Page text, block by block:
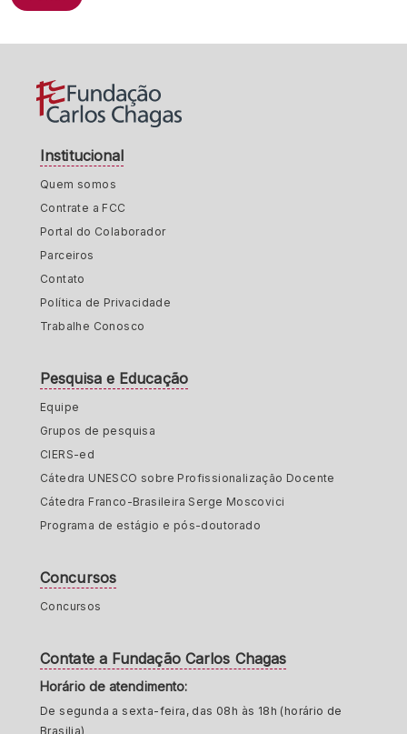
Institucional
Quem somos
Contrate a FCC
Portal do Colaborador
Parceiros
Contato
Política de Privacidade
Trabalhe Conosco
Pesquisa e Educação
Equipe
Grupos de pesquisa
CIERS-ed
Cátedra UNESCO sobre Profissionalização Docente
Cátedra Franco-Brasileira Serge Moscovici
Programa de estágio e pós-doutorado
Concursos
Concursos
Contate a Fundação Carlos Chagas
Horário de atendimento:
De segunda a sexta-feira, das 08h às 18h (horário de
Brasilia)